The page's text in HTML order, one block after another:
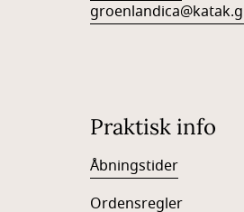
Praktisk info
Åbningstider
Ordensregler